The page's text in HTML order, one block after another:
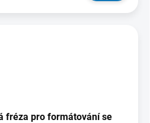
fréza pro formátování se